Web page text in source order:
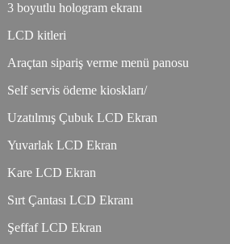
3 boyutlu hologram ekranı
LCD kitleri
Araçtan sipariş verme menü panosu
Self servis ödeme kioskları/
Uzatılmış Çubuk LCD Ekran
Yuvarlak LCD Ekran
Kare LCD Ekran
Sırt Çantası LCD Ekranı
Şeffaf LCD Ekran